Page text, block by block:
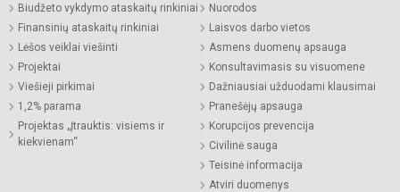
Biudžeto vykdymo ataskaitų rinkiniai
Finansinių ataskaitų rinkiniai
Lėšos veiklai viešinti
Projektai
Viešieji pirkimai
1,2% parama
Projektas „Įtrauktis: visiems ir
kiekvienam“
Nuorodos
Laisvos darbo vietos
Asmens duomenų apsauga
Konsultavimasis su visuomene
Dažniausiai užduodami klausimai
Pranešėjų apsauga
Korupcijos prevencija
Civilinė sauga
Teisinė informacija
Atviri duomenys